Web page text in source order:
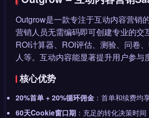
Outgrow是一款专注于互动内容营销
营销人员无需编码即可创建专业的交
ROI计算器、ROI评估、测验、问卷
人等。互动内容能显著提升用户参与
核心优势
20%首单 + 20%循环佣金 ：首单和续费均
60天Cookie窗口期 ：充足的转化决策时间